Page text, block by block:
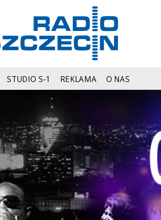
STUDIO S-1 REKLAMA O NAS